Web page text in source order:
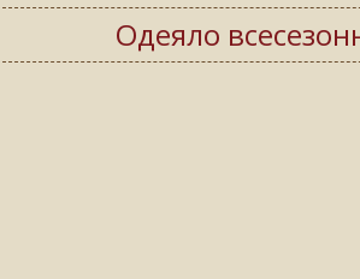
Одеяло